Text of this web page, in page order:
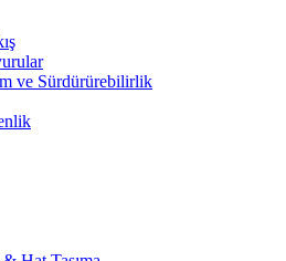
ve Sürdürürebilirlik